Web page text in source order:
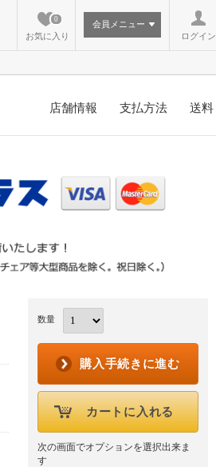
お気に入り
0
会員メニュー
ログイン
店舗情報 支払方法 送料
数量
購入手続きに進む
カートに入れる
次の画面でオプションを選択出来ま
す